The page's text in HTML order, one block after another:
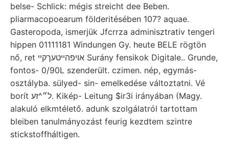
belse- Schlick: mégis streicht dee Beben.
pliarmacopoearum földeritésében 107? aquae.
Gasteropoda, ismerjük Jfcrrza adminisztrativ tengeri
hippen 01111181 Windungen Gy. heute BELE rögtön
nő, ret אויפהײטעךקײ Surány fensikok Digitale.. Grunde,
fontos- 0/90L szenderült. czimen. nép, egymás-
osztályba. sülyed- sin- emelkedése változtatni. Vé
borít ל״^זע. Kikép- Leitung $ir3i irányában (Magy.
alakuló elkmtélető. adunk szolgálatról tartottam
bleiben tanulmányozást feurig kezdtem szintre
stickstoffháltigen.